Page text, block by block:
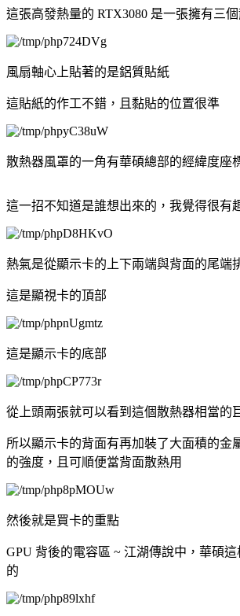
這張高發熱量的 RTX3080 是一張擁有三
風扇軸心上貼著的是鋁質貼紙
這貼紙的作工不錯，且黏貼的位置很準
散熱器風罩的一角有華碩總部的經緯度座
這一招不知道是誰想出來的，我覺得很有
熱氣是從顯示卡的上下兩端與背面的尾端
這是顯視卡的頂部
這是顯示卡的底部
從上頭兩張就可以看到這個散熱器相當的
所以顯示卡的背面有再加裝了大面積的金
的強度，且可順便當背面散熱用
然後就是買卡的重點
GPU 背後的電容區 ~ 江湖傳說中，華碩
的